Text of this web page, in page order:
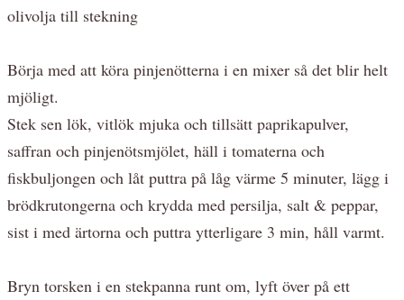
olivolja till stekning
Börja med att köra pinjenötterna i en mixer så det blir helt
mjöligt.
Stek sen lök, vitlök mjuka och tillsätt paprikapulver,
saffran och pinjenötsmjölet, häll i tomaterna och
fiskbuljongen och låt puttra på låg värme 5 minuter, lägg i
brödkrutongerna och krydda med persilja, salt & peppar,
sist i med ärtorna och puttra ytterligare 3 min, håll varmt.
Bryn torsken i en stekpanna runt om, lyft över på ett